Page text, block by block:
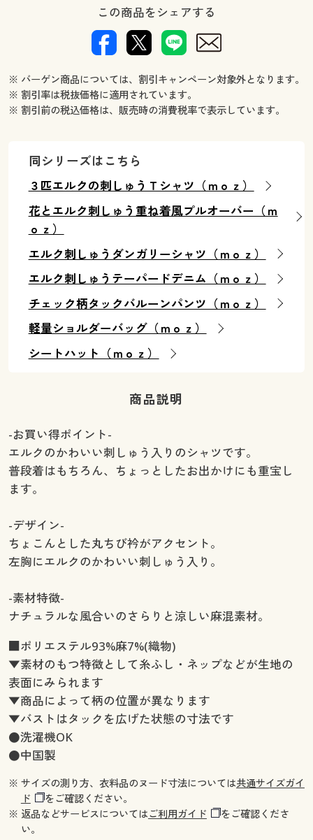
この商品をシェアする
※ バーゲン商品については、割引キャンペーン対象外となります。
※ 割引率は税抜価格に適用されています。
※ 割引前の税込価格は、販売時の消費税率で表示しています。
同シリーズはこちら
３匹エルクの刺しゅうＴシャツ（ｍｏｚ）
花とエルク刺しゅう重ね着風プルオーバー（ｍ
ｏｚ）
エルク刺しゅうダンガリーシャツ（ｍｏｚ）
エルク刺しゅうテーパードデニム（ｍｏｚ）
チェック柄タックバルーンパンツ（ｍｏｚ）
軽量ショルダーバッグ（ｍｏｚ）
シートハット（ｍｏｚ）
商品説明
-お買い得ポイント-
エルクのかわいい刺しゅう入りのシャツです。
普段着はもちろん、ちょっとしたお出かけにも重宝し
ます。
-デザイン-
ちょこんとした丸ちび衿がアクセント。
左胸にエルクのかわいい刺しゅう入り。
-素材特徴-
ナチュラルな風合いのさらりと涼しい麻混素材。
■ポリエステル93%麻7%(織物)
▼素材のもつ特徴として糸ふし・ネップなどが生地の
表面にみられます
▼商品によって柄の位置が異なります
▼バストはタックを広げた状態の寸法です
●洗濯機OK
●中国製
※ サイズの測り方、衣料品のヌード寸法については共通サイズガイ
ド
をご確認ください。
※ 返品などサービスについてはご利用ガイド
をご確認くださ
い。